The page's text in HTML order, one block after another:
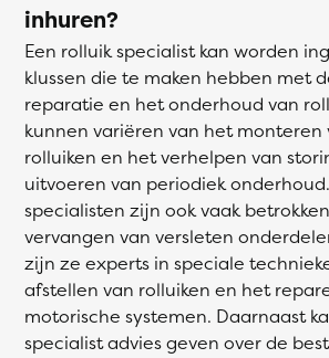
inhuren?
Een rolluik specialist kan worden
klussen die te maken hebben met
reparatie en het onderhoud van
kunnen variëren van het monteren
rolluiken en het verhelpen van
uitvoeren van periodiek
specialisten zijn ook vaak
vervangen van versleten
zijn ze experts in speciale
afstellen van rolluiken en het
motorische systemen. Daarnaast
specialist advies geven over de